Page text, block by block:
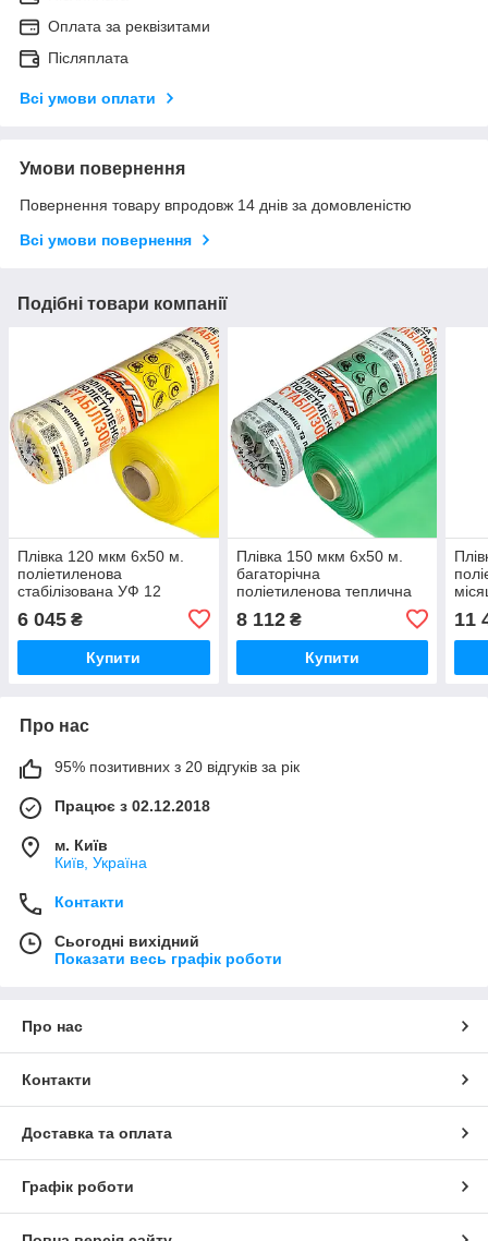
Оплата за реквізитами
Післяплата
Всі умови оплати
Умови повернення
Повернення товару впродовж 14 днів за домовленістю
Всі умови повернення
Подібні товари компанії
Плівка 120 мкм 6х50 м.
поліетиленова
стабілізована УФ 12
6 045 ₴
Купити
Плівка 150 мкм 6х50 м.
багаторічна
поліетиленова теплична
8 112₴
Купити
11
Про нас
95% позитивних з 20 відгуків за рік
Працює з 02.12.2018
м. Київ
Київ, Україна
Контакти
Сьогодні вихідний
Показати весь графік роботи
Про нас
Контакти
Доставка та оплата
Графік роботи